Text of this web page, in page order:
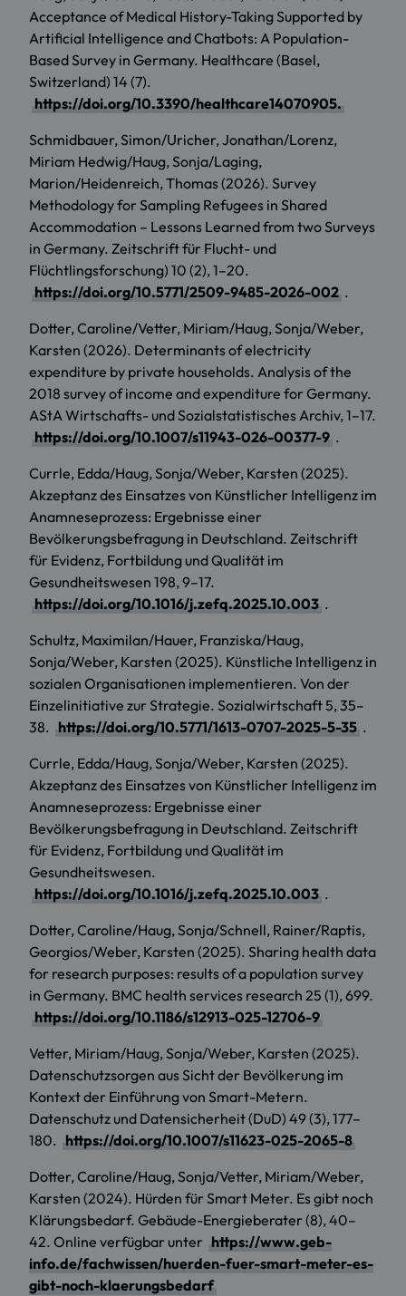
Acceptance of Medical History-Taking Supported by
Artificial Intelligence and Chatbots: A Population-
Based Survey in Germany. Healthcare (Basel,
Switzerland) 14 (7).
https://doi.org/10.3390/healthcare14070905.
Schmidbauer, Simon/Uricher, Jonathan/Lorenz,
Miriam Hedwig/Haug, Sonja/Laging,
Marion/Heidenreich, Thomas (2026). Survey
Methodology for Sampling Refugees in Shared
Accommodation – Lessons Learned from two Surveys
in Germany. Zeitschrift für Flucht- und
Flüchtlingsforschung) 10 (2), 1–20.
https://doi.org/10.5771/2509-9485-2026-002 .
Dotter, Caroline/Vetter, Miriam/Haug, Sonja/Weber,
Karsten (2026). Determinants of electricity
expenditure by private households. Analysis of the
2018 survey of income and expenditure for Germany.
AStA Wirtschafts- und Sozialstatistisches Archiv, 1–17.
https://doi.org/10.1007/s11943-026-00377-9 .
Currle, Edda/Haug, Sonja/Weber, Karsten (2025).
Akzeptanz des Einsatzes von Künstlicher Intelligenz im
Anamneseprozess: Ergebnisse einer
Bevölkerungsbefragung in Deutschland. Zeitschrift
für Evidenz, Fortbildung und Qualität im
Gesundheitswesen 198, 9–17.
https://doi.org/10.1016/j.zefq.2025.10.003 .
Schultz, Maximilan/Hauer, Franziska/Haug,
Sonja/Weber, Karsten (2025). Künstliche Intelligenz in
sozialen Organisationen implementieren. Von der
Einzelinitiative zur Strategie. Sozialwirtschaft 5, 35–
38. https://doi.org/10.5771/1613-0707-2025-5-35 .
Currle, Edda/Haug, Sonja/Weber, Karsten (2025).
Akzeptanz des Einsatzes von Künstlicher Intelligenz im
Anamneseprozess: Ergebnisse einer
Bevölkerungsbefragung in Deutschland. Zeitschrift
für Evidenz, Fortbildung und Qualität im
Gesundheitswesen.
https://doi.org/10.1016/j.zefq.2025.10.003 .
Dotter, Caroline/Haug, Sonja/Schnell, Rainer/Raptis,
Georgios/Weber, Karsten (2025). Sharing health data
for research purposes: results of a population survey
in Germany. BMC health services research 25 (1), 699.
https://doi.org/10.1186/s12913-025-12706-9
Vetter, Miriam/Haug, Sonja/Weber, Karsten (2025).
Datenschutzsorgen aus Sicht der Bevölkerung im
Kontext der Einführung von Smart-Metern.
Datenschutz und Datensicherheit (DuD) 49 (3), 177–
180. https://doi.org/10.1007/s11623-025-2065-8
Dotter, Caroline/Haug, Sonja/Vetter, Miriam/Weber,
Karsten (2024). Hürden für Smart Meter. Es gibt noch
Klärungsbedarf. Gebäude-Energieberater (8), 40–
42. Online verfügbar unter https://www.geb-
info.de/fachwissen/huerden-fuer-smart-meter-es-
gibt-noch-klaerungsbedarf